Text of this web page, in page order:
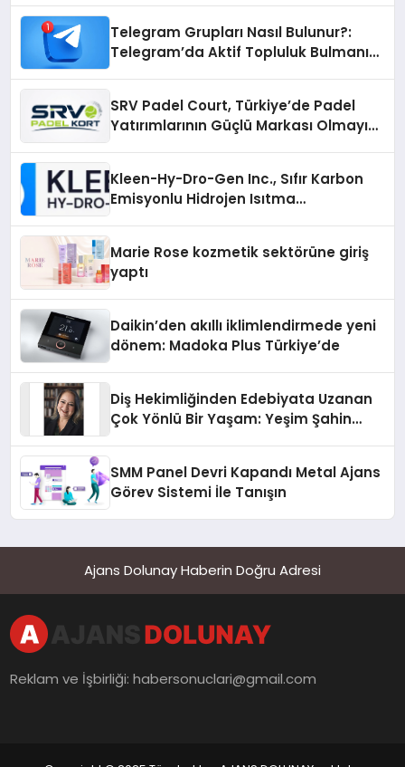
Telegram Grupları Nasıl Bulunur?:
Telegram’da Aktif Topluluk Bulmanın
SRV Padel Court, Türkiye’de Padel
Yatırımlarının Güçlü Markası Olmayı
Kleen-Hy-Dro-Gen Inc., Sıfır Karbon
Emisyonlu Hidrojen Isıtma
Marie Rose kozmetik sektörüne giriş
yaptı
Daikin’den akıllı iklimlendirmede yeni
dönem: Madoka Plus Türkiye’de
Diş Hekimliğinden Edebiyata Uzanan
Çok Yönlü Bir Yaşam: Yeşim Şahin
SMM Panel Devri Kapandı Metal Ajans
Görev Sistemi İle Tanışın
Ajans Dolunay Haberin Doğru Adresi
Reklam ve İşbirliği:habersonuclari@gmail.com